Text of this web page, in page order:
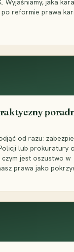
jaka
reformie prawa
od razu:
lub prokuratury
jest oszustwo w
prawa jako